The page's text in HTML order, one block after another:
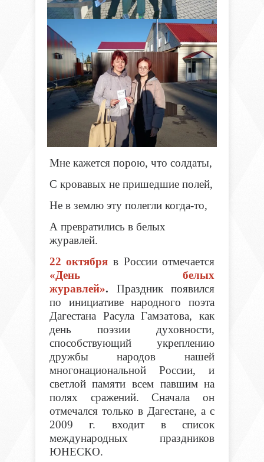
Мне кажется порою, что солдаты,
С кровавых не пришедшие полей,
Не в землю эту полегли когда-то,
А превратились в белых
журавлей.
22 октября в России отмечается
«День белых
журавлей». Праздник появился
по инициативе народного поэта
Дагестана Расула Гамзатова, как
день поэзии духовности,
способствующий укреплению
дружбы народов нашей
многонациональной России, и
светлой памяти всем павшим на
полях сражений. Сначала он
отмечался только в Дагестане, а с
2009 г. входит в список
международных праздников
ЮНЕСКО.